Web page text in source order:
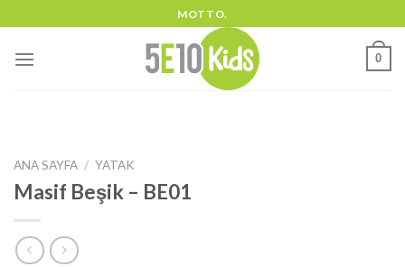
content
MOTTO.
0
ANA SAYFA / YATAK
Masif Beşik – BE01